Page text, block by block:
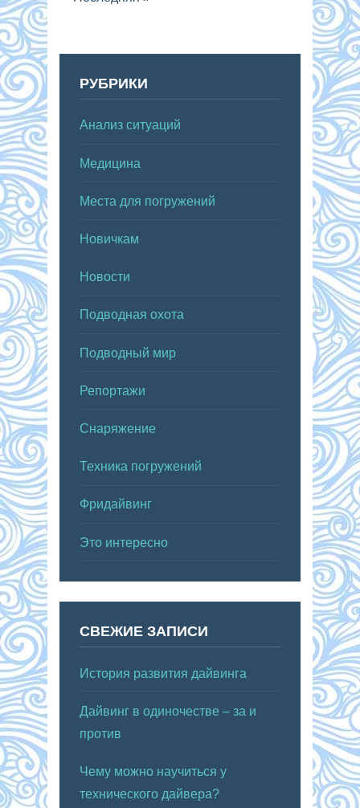
РУБРИКИ
Анализ ситуаций
Медицина
Места для погружений
Новичкам
Новости
Подводная охота
Подводный мир
Репортажи
Снаряжение
Техника погружений
Фридайвинг
Это интересно
СВЕЖИЕ ЗАПИСИ
История развития дайвинга
Дайвинг в одиночестве – за и
против
Чему можно научиться у
технического дайвера?